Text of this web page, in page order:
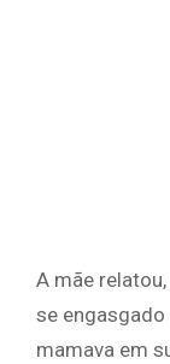
A mãe
se
mamava em